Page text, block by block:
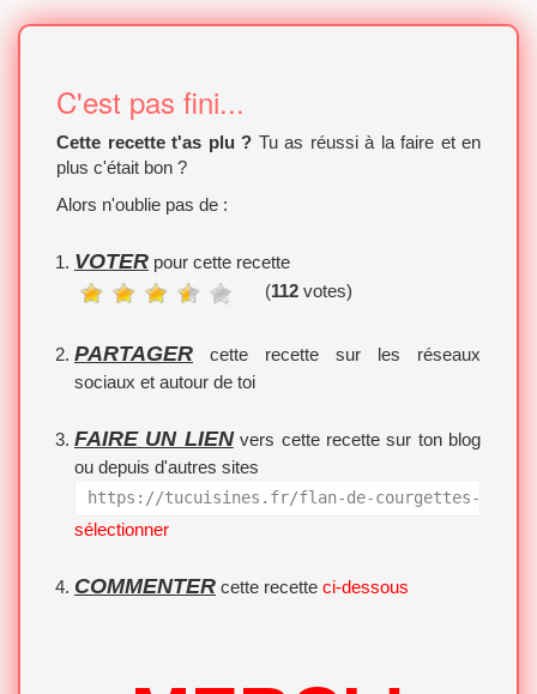
C'est pas fini...
Cette recette t'as plu ? Tu as réussi à la faire et en
plus c'était bon ?
Alors n'oublie pas de :
VOTER pour cette recette
(112 votes)
PARTAGER cette recette sur les réseaux
sociaux et autour de toi
FAIRE UN LIENvers cette recette sur ton blog
ou depuis d'autres sites
https://tucuisines.fr/flan-de-courgettes-en-
sélectionner
COMMENTER cette recette ci-dessous